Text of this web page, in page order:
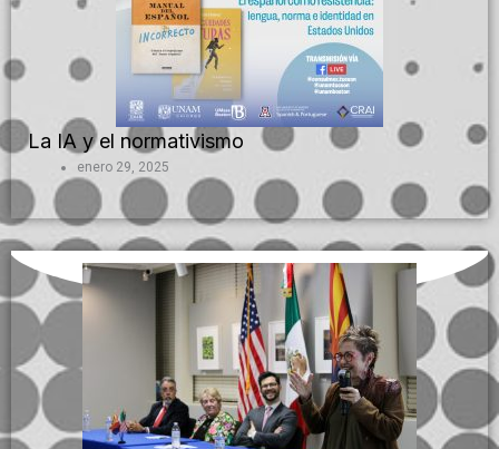
La IA y el normativismo
enero 29, 2025